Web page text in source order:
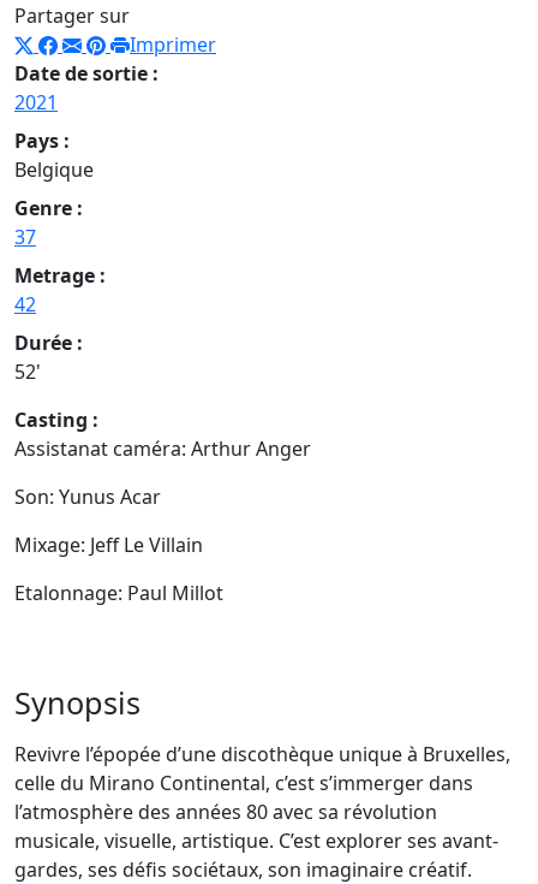
Partager sur
Imprimer
Date de sortie :
2021
Pays :
Belgique
Genre :
37
Metrage :
42
Durée :
52'
Casting :
Assistanat caméra: Arthur Anger
Son: Yunus Acar
Mixage: Jeff Le Villain
Etalonnage: Paul Millot
Synopsis
Revivre l’épopée d’une discothèque unique à Bruxelles,
celle du Mirano Continental, c’est s’immerger dans
l’atmosphère des années 80 avec sa révolution
musicale, visuelle, artistique. C’est explorer ses avant-
gardes, ses défis sociétaux, son imaginaire créatif.